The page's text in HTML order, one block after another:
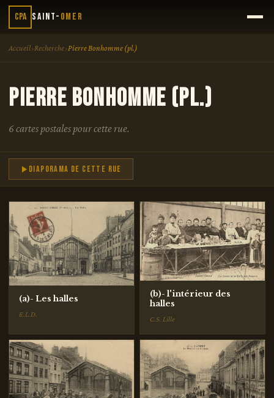
CPA Saint- Omer
Accueil›Recherche›Pierre Bonhomme (pl.)
Pierre Bonhomme (pl.)
6 cartes postales pour cette rue.
Diaporama de cette rue
(a)- Les halles
E.L.D.
(b)- l'intérieur des
halles
C.S. Lille